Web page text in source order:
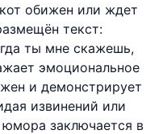
обижен или ждет
текст:
ты мне скажешь,
эмоциональное
и демонстрирует
извинений или
заключается в